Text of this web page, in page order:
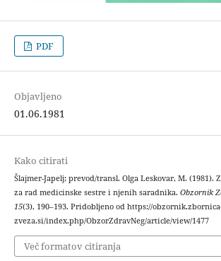
PDF
Objavljeno
01.06.1981
Kako citirati
Šlajmer-Japelj; prevod/transl. Olga Leskovar, M. (1981).
za rad medicinske sestre i njenih saradnika. Obzornik
15(3), 190–193. Pridobljeno od https://
zveza.si/index.php/ObzorZdravNeg/article/view/1477
Več formatov citiranja